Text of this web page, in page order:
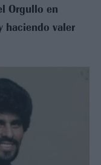
Orgullo en
haciendo valer